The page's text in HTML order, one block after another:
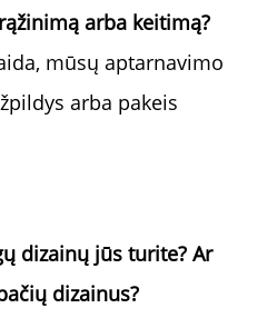
arba keitimą?
mūsų aptarnavimo
arba pakeis
dizainų jūs turite? Ar
dizainus?